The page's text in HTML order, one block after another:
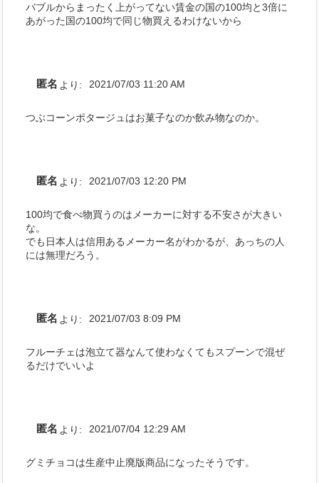
バブルからまったく上がってない賃金の国の100均と3倍に
あがった国の100均で同じ物買えるわけないから
匿名 より: 2021/07/03 11:20 AM
つぶコーンポタージュはお菓子なのか飲み物なのか。
匿名 より: 2021/07/03 12:20 PM
100均で食べ物買うのはメーカーに対する不安さが大きい
な。
でも日本人は信用あるメーカー名がわかるが、あっちの人
には無理だろう。
匿名 より: 2021/07/03 8:09 PM
フルーチェは泡立て器なんて使わなくてもスプーンで混ぜ
るだけでいいよ
匿名 より: 2021/07/04 12:29 AM
グミチョコは生産中止廃版商品になったそうです。